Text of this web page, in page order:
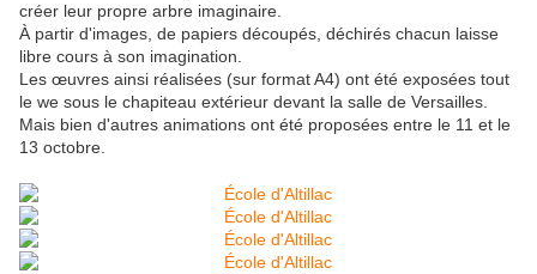
créer leur propre arbre imaginaire.
À partir d'images, de papiers découpés, déchirés chacun laisse
libre cours à son imagination.
Les œuvres ainsi réalisées (sur format A4) ont été exposées tout
le we sous le chapiteau extérieur devant la salle de Versailles.
Mais bien d'autres animations ont été proposées entre le 11 et le
13 octobre.